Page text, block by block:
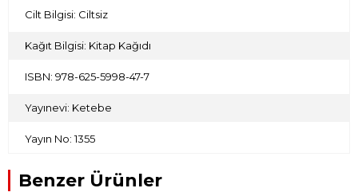
Cilt Bilgisi: Ciltsiz
Kağıt Bilgisi: Kitap Kağıdı
ISBN: 978-625-5998-47-7
Yayınevi: Ketebe
Yayın No: 1355
Benzer Ürünler